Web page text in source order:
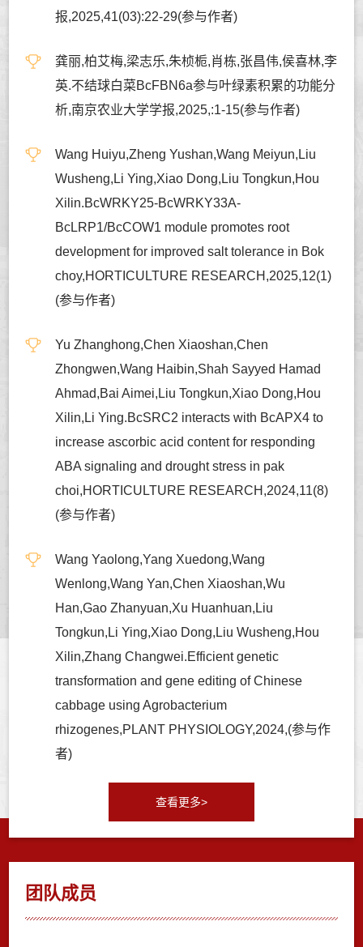
报,2025,41(03):22-29(参与作者)
龚丽,柏艾梅,梁志乐,朱桢栀,肖栋,张昌伟,侯喜林,李
英.不结球白菜BcFBN6a参与叶绿素积累的功能分
析,南京农业大学学报,2025,:1-15(参与作者)
Wang Huiyu,Zheng Yushan,Wang Meiyun,Liu
Wusheng,Li Ying,Xiao Dong,Liu Tongkun,Hou
Xilin.BcWRKY25-BcWRKY33A-
BcLRP1/BcCOW1 module promotes root
development for improved salt tolerance in Bok
choy,HORTICULTURE RESEARCH,2025,12(1)
(参与作者)
Yu Zhanghong,Chen Xiaoshan,Chen
Zhongwen,Wang Haibin,Shah Sayyed Hamad
Ahmad,Bai Aimei,Liu Tongkun,Xiao Dong,Hou
Xilin,Li Ying.BcSRC2 interacts with BcAPX4 to
increase ascorbic acid content for responding
ABA signaling and drought stress in pak
choi,HORTICULTURE RESEARCH,2024,11(8)
(参与作者)
Wang Yaolong,Yang Xuedong,Wang
Wenlong,Wang Yan,Chen Xiaoshan,Wu
Han,Gao Zhanyuan,Xu Huanhuan,Liu
Tongkun,Li Ying,Xiao Dong,Liu Wusheng,Hou
Xilin,Zhang Changwei.Efficient genetic
transformation and gene editing of Chinese
cabbage using Agrobacterium
rhizogenes,PLANT PHYSIOLOGY,2024,(参与作
者)
查看更多>
团队成员